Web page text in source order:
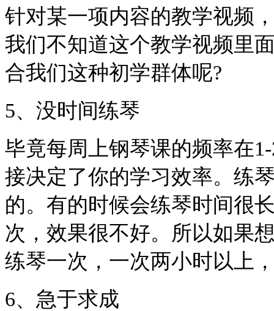
针对某一项内容的教学视频
我们不知道这个教学视频里
合我们这种初学群体呢?
5、没时间练琴
毕竟每周上钢琴课的频率在
接决定了你的学习效率。练
的。有的时候会练琴时间很
次，效果很不好。所以如果
练琴一次，一次两小时以上
6、急于求成